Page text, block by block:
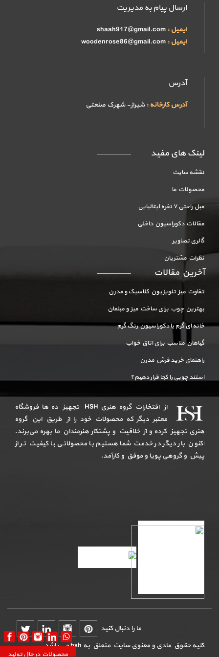
ارسال پیام به مدیریت
ایمیل :
ایمیل : woodenrose86@gmail.com
آدرس
آدرس کارخانه :شیراز- شهرک صنعتی
محصولات در حال تولید
لینک های مفید
نقشه سایت
محصولات ما
مبل راحتی ۷ نفره ایتالیایی
مقالات دکوراسیون داخلی
گالری تصاویر
نظرات مشتریان
آخرین مقالات
تفاوت میز تلویزیون کلاسیک و مدرن
بهترین چوب برای ساخت میز و مبلمان
خانه ای گرم با دکوراسیون رنگ گرم
گیاهان مناسب برای اتاق خواب
راهنمای خرید فرش مدرن
استند چوبی را کجا قرار دهیم؟
از افتخارات گروه هنری HSH تجهیز ده ها فروشگاه
معتبر دیگر که محصولات خود را از طریق این گروه
هنری تجهیز کرده و از خلاقیت و پشتکار هنرمندان ما بهره می‌برند.
اکنون بار دیگر در خدمت شما هستیم با محصولاتی با کیفیت تر از
پیش و گروهی پویا و موفق و کارآمد.
ما را دنبال کنید
کلیه حقوق مادی و معنوی سایت متعلق به hsh می باشد